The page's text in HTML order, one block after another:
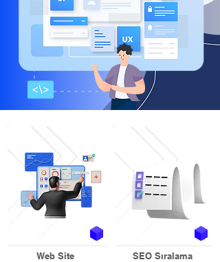
Web Site
SEO Sıralama